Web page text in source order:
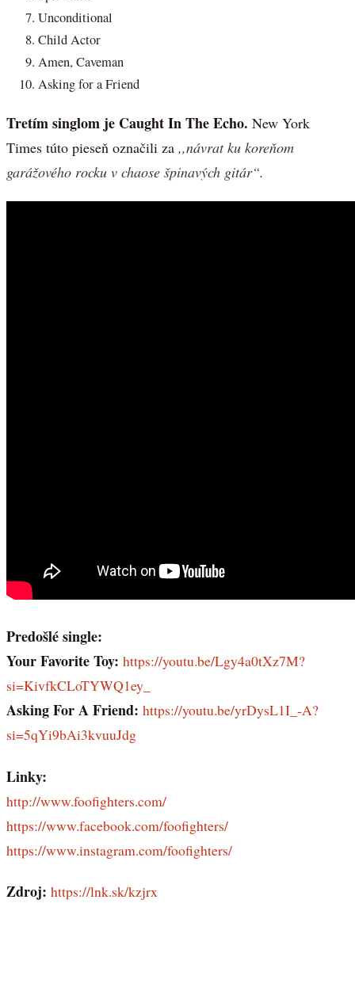
Unconditional
Child Actor
Amen, Caveman
Asking for a Friend
Tretím singlom je Caught In The Echo. New York
Times túto pieseň označili za ,,návrat ku koreňom
garážového rocku v chaose špinavých gitár“.
Predošlé single:
Your Favorite Toy: https://youtu.be/Lgy4a0tXz7M?
si=KivfkCLoTYWQ1ey_
Asking For A Friend: https://youtu.be/yrDysL1I_-A?
si=5qYi9bAi3kvuuJdg
Linky:
http://www.foofighters.com/
https://www.facebook.com/foofighters/
https://www.instagram.com/foofighters/
Zdroj: https://lnk.sk/kzjrx